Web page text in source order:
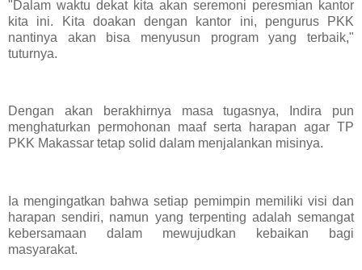
"Dalam waktu dekat kita akan seremoni peresmian kantor
kita ini. Kita doakan dengan kantor ini, pengurus PKK
nantinya akan bisa menyusun program yang terbaik,"
tuturnya.
Dengan akan berakhirnya masa tugasnya, Indira pun
menghaturkan permohonan maaf serta harapan agar TP
PKK Makassar tetap solid dalam menjalankan misinya.
Ia mengingatkan bahwa setiap pemimpin memiliki visi dan
harapan sendiri, namun yang terpenting adalah semangat
kebersamaan dalam mewujudkan kebaikan bagi
masyarakat.